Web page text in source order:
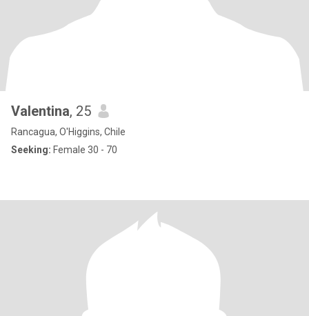
Valentina, 25
Rancagua, O'Higgins, Chile
Seeking: Female 30 - 70